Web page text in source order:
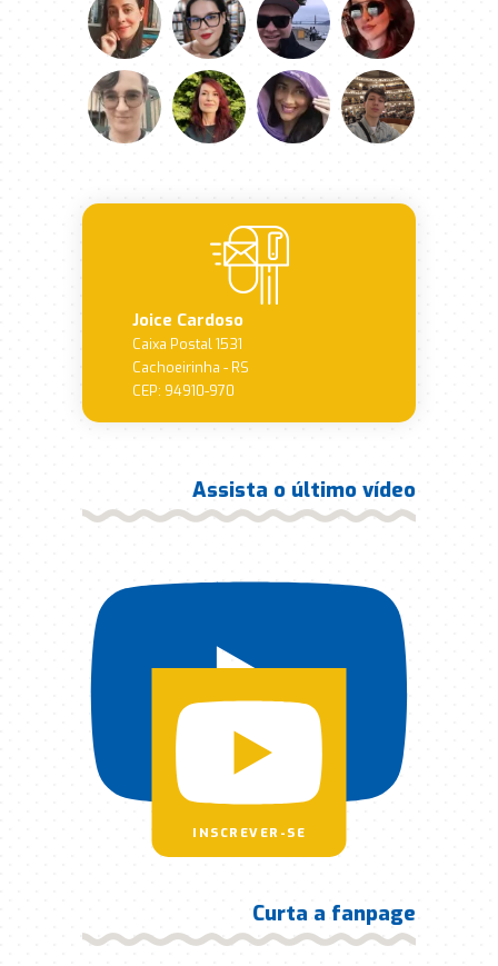
Joice Cardoso
Caixa Postal 1531
Cachoeirinha - RS
CEP: 94910-970
Assista o último vídeo
INSCREVER-SE
Curta a fanpage